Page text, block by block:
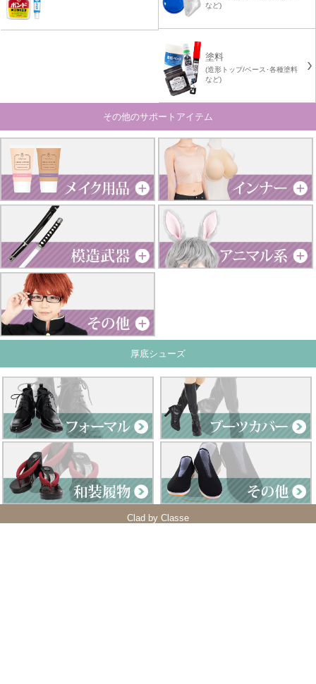
など)
塗料
(造形トップ/ベース･各種塗料
など)
その他のサポートアイテム
厚底シューズ
Clad by Classe